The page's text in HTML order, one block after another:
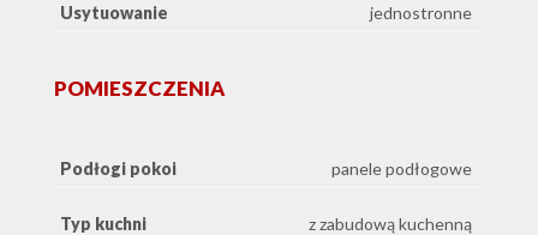
Usytuowanie jednostronne
POMIESZCZENIA
Podłogi pokoi panele podłogowe
Typ kuchni z zabudową kuchenną